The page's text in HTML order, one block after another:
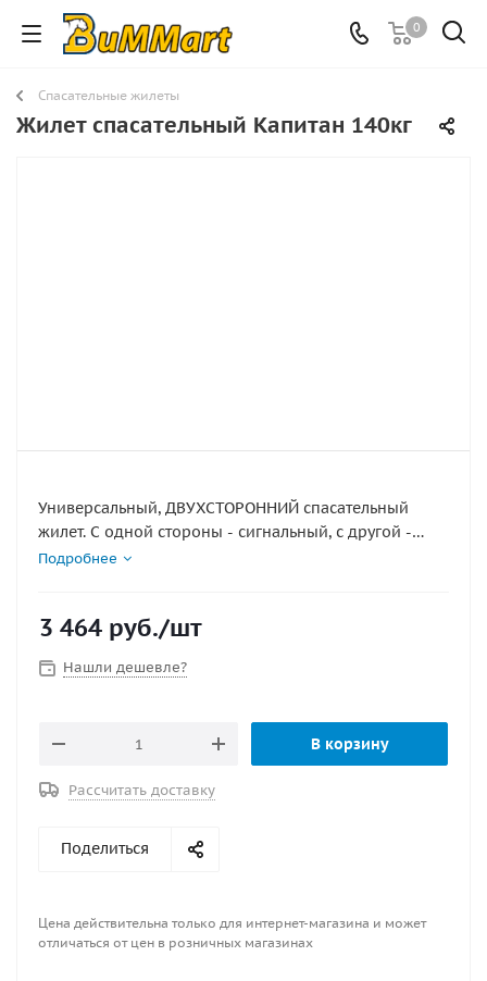
0
Спасательные жилеты
Жилет спасательный Капитан 140кг
Универсальный, ДВУХСТОРОННИЙ спасательный
жилет. С одной стороны - сигнальный, с другой -
маскировочный. Удовлетворяет всем требованиям
При одевании любой стороной владелец получает
карманов, в тч. закрытых молниями. Удобный
воде в нужном положении. Снабжен свистком.
Размер 56-58
Подробнее
3 464 руб./шт
Нашли дешевле?
В корзину
Рассчитать доставку
Поделиться
Цена действительна только для интернет-магазина и может
отличаться от цен в розничных магазинах